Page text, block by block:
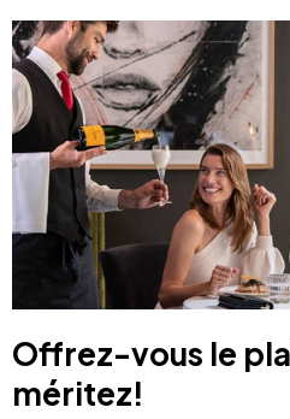
Offrez-vous le
méritez!